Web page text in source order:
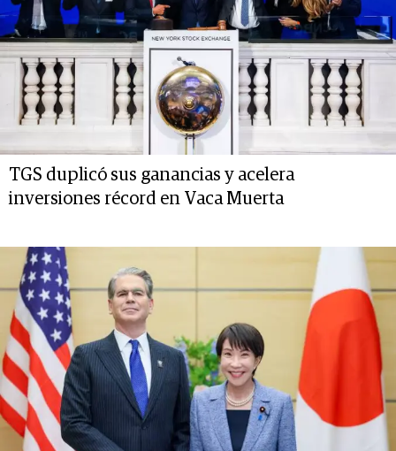
TGS duplicó sus ganancias y acelera
inversiones récord en Vaca Muerta